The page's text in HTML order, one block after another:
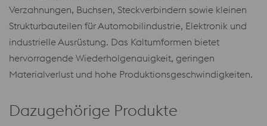
Verzahnungen, Buchsen, Steckverbindern sowie kleinen
Strukturbauteilen für Automobilindustrie, Elektronik und
industrielle Ausrüstung. Das Kaltumformen bietet
hervorragende Wiederholgenauigkeit, geringen
Materialverlust und hohe Produktionsgeschwindigkeiten.
Dazugehörige Produkte